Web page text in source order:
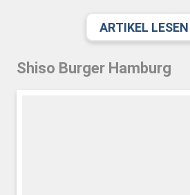
ARTIKEL LESEN
Shiso Burger Hamburg